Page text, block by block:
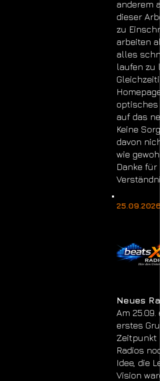
anderem
dieser
zu
arbeiten
alles
laufen zu
optisches
auf das
Keine
davon
wie
Danke für
25.09.2026
Neues
Am
erstes
Zeitpunkt
Radios
Idee, die
Vision